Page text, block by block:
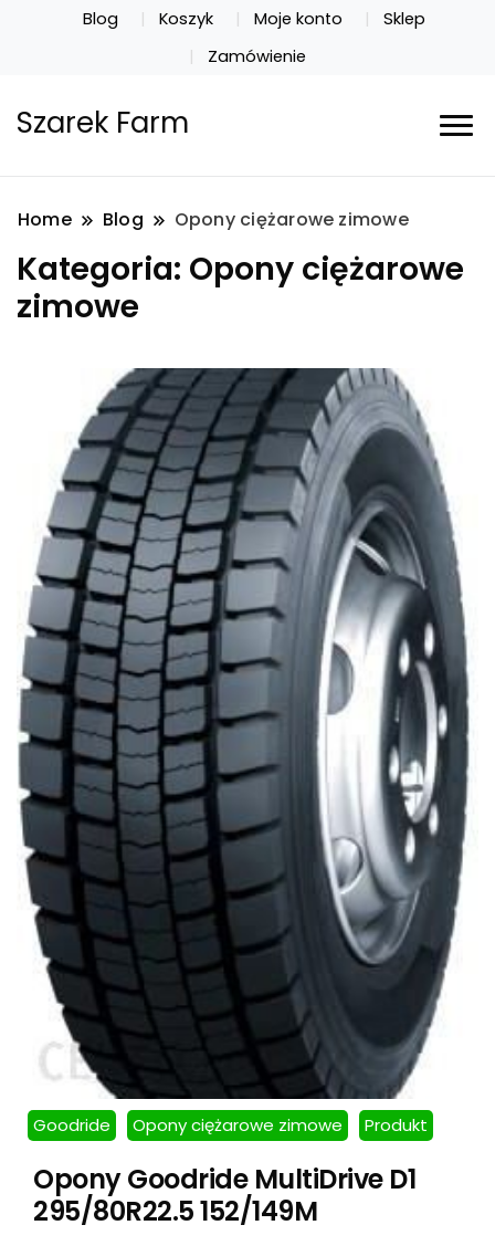
Blog Koszyk Moje konto
Sklep
Zamówienie
Szarek Farm
Home Blog Opony ciężarowe zimowe
Kategoria: Opony ciężarowe
zimowe
Goodride Opony ciężarowe zimowe Produkt
Opony Goodride MultiDrive D1
295/80R22.5 152/149M